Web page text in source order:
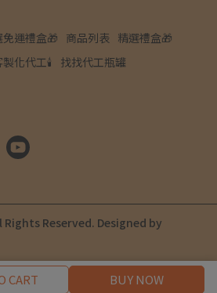
CART BUY NOW
運禮盒🎁 商品列表 精選禮盒🎁
製化代工🕯️
找找代工瓶罐
Rights Reserved. Designed by